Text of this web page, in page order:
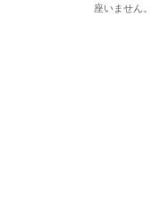
座いません。